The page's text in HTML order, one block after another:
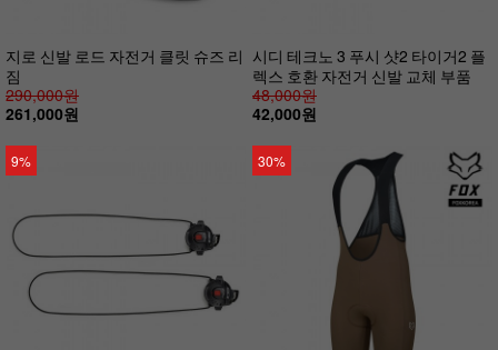
지로 신발 로드 자전거 클릿 슈즈 리
짐
290,000원
261,000원
시디 테크노 3 푸시 샷2 타이거2 플
렉스 호환 자전거 신발 교체 부품
48,000원
42,000원
9% 30%